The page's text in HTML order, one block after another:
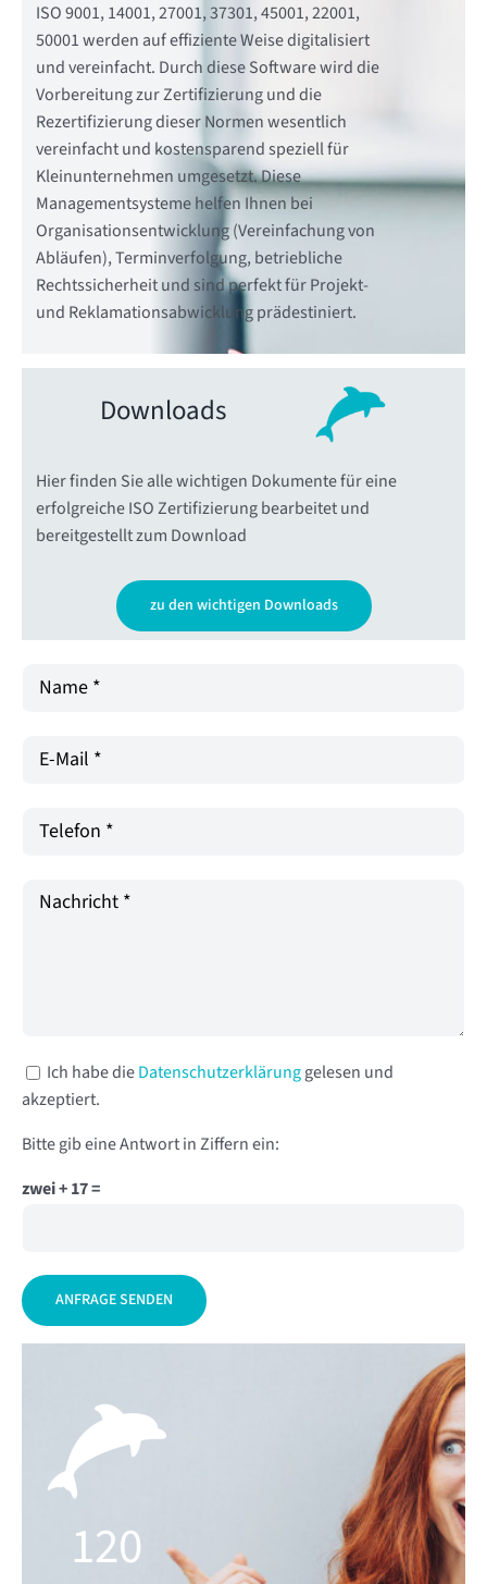
ISO 9001, 14001, 27001, 37301, 45001, 22001,
50001 werden auf effiziente Weise digitalisiert
und vereinfacht. Durch diese Software wird die
Vorbereitung zur Zertifizierung und die
Rezertifizierung dieser Normen wesentlich
vereinfacht und kostensparend speziell für
Kleinunternehmen umgesetzt. Diese
Managementsysteme helfen Ihnen bei
Organisationsentwicklung (Vereinfachung von
Abläufen), Terminverfolgung, betriebliche
Rechtssicherheit und sind perfekt für Projekt-
und Reklamationsabwicklung prädestiniert.
Downloads
Hier finden Sie alle wichtigen Dokumente für eine
erfolgreiche ISO Zertifizierung bearbeitet und
bereitgestellt zum Download
zu den wichtigen Downloads
Ich habe dieDatenschutzerklärunggelesen und
akzeptiert.
Bitte gib eine Antwort in Ziffern ein:
zwei + 17 =
120